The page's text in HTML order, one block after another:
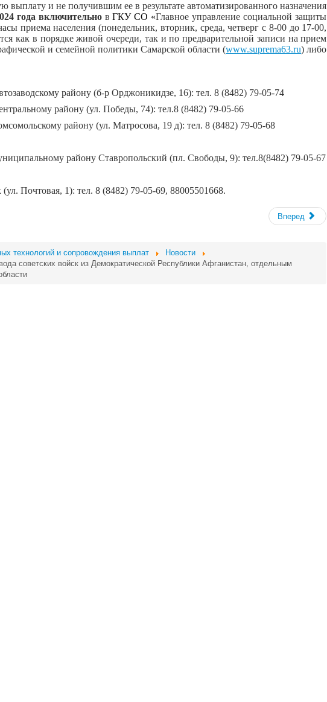
и не получившим ее в результате автоматизированного назначения
года включительновГКУ СО «Главное управление социальной защиты
приема населения (понедельник, вторник, среда, четверг с 8-00 до 17-00,
как в порядке живой очереди, так и по предварительной записи на прием
и семейной политики Самарской области (www.suprema63.ru) либо
району (б-р Орджоникидзе, 16): тел. 8 (8482) 79-05-74
району (ул. Победы, 74): тел.8 (8482) 79-05-66
району (ул. Матросова, 19 д): тел. 8 (8482) 79-05-68
району Ставропольский (пл. Свободы, 9): тел.8(8482) 79-05-67
Почтовая, 1): тел. 8 (8482) 79-05-69, 88005501668.
Вперед
технологий и сопровождения выплат
Новости
советских войск из Демократической Республики Афганистан, отдельным